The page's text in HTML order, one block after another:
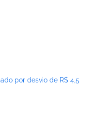
por desvio de R$ 4,5